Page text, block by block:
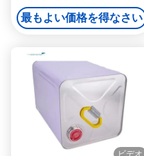
のバケツをリサイクルしなさ
い
最もよい価格を得なさい
ビデオ